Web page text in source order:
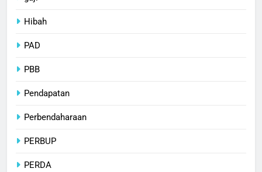
Hibah
PAD
PBB
Pendapatan
Perbendaharaan
PERBUP
PERDA